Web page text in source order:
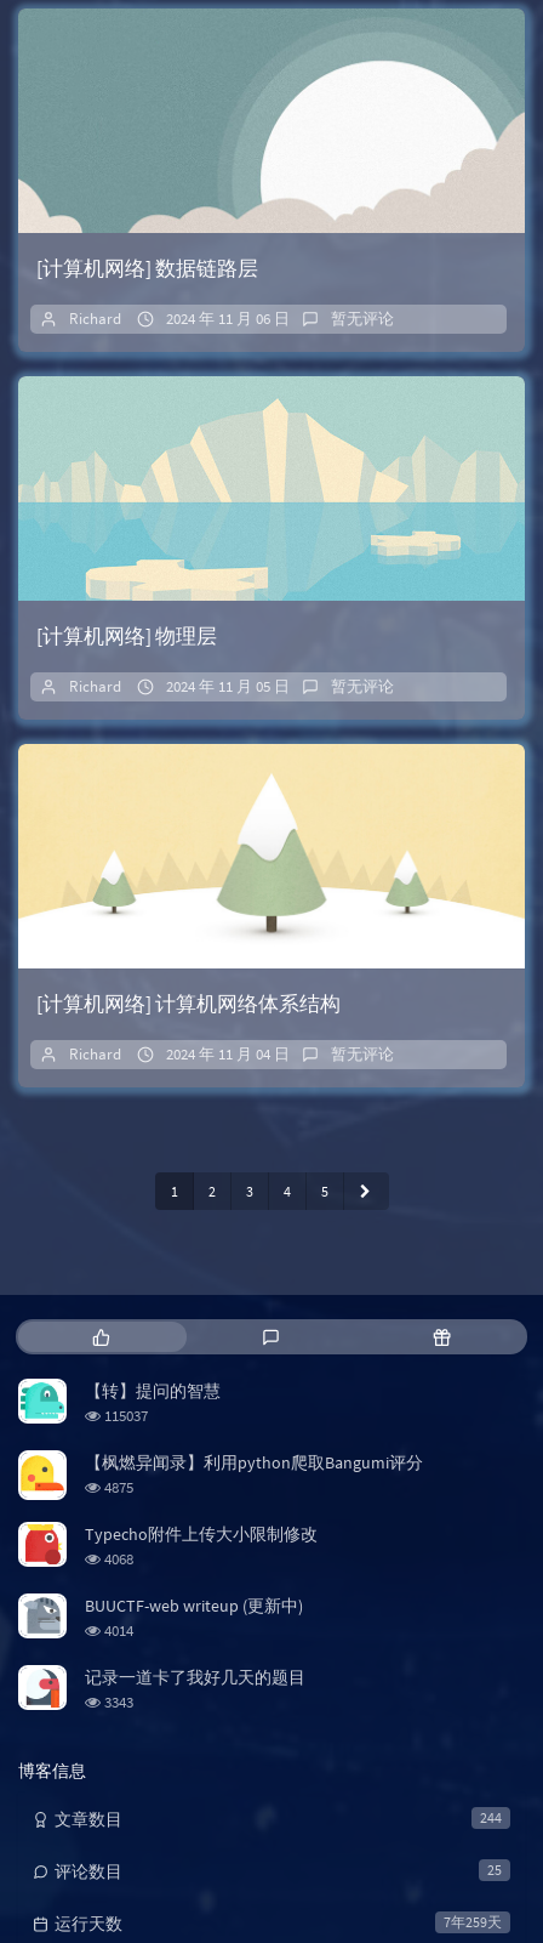
[计算机网络] 数据链路层
Richard 2024 年 11 月 06 日 暂无评论
[计算机网络] 物理层
Richard 2024 年 11 月 05 日 暂无评论
[计算机网络] 计算机网络体系结构
Richard 2024 年 11 月 04 日 暂无评论
1 2 3 4 5
热
门
文
章
新
随
机
【转】提问的智慧
浏
次
数:
115037
【枫燃异闻录】利用python爬取Bangumi评分
浏
次
数:
4875
Typecho附件上传大小限制修改
浏
次
4068
BUUCTF-web writeup (更新中)
浏
次
数:
4014
记录一道卡了我好几天的题目
浏
3343
博客信息
244
文章数目
25
评论数目
7年259天
运行天数